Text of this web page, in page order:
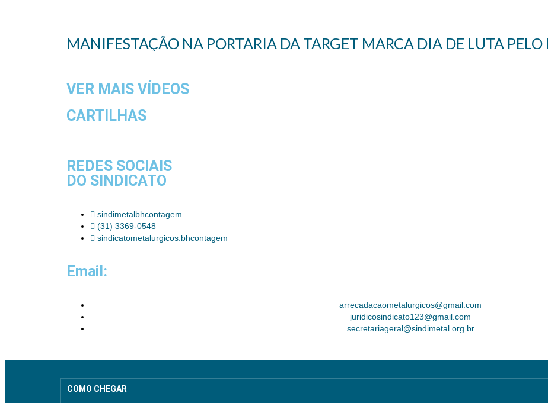
MANIFESTAÇÃO NA PORTARIA DA TARGET MARCA DIA DE LUTA
VER MAIS VÍDEOS
CARTILHAS
REDES SOCIAIS
DO SINDICATO
sindimetalbhcontagem
(31) 3369-0548
sindicatometalurgicos.bhcontagem
Email:
arrecadacaometalurgicos@gmail.com
juridicosindicato123@gmail.com
secretariageral@sindimetal.org.br
COMO CHEGAR